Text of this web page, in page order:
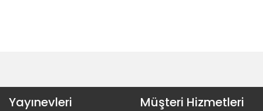
Yayınevleri Müşteri Hizmetleri